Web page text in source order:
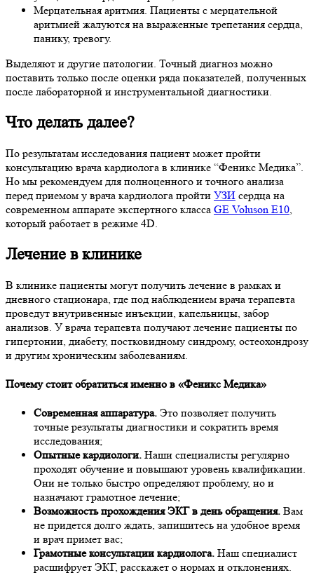
Мерцательная аритмия. Пациенты с мерцательной
аритмией жалуются на выраженные трепетания сердца,
панику, тревогу.
Выделяют и другие патологии. Точный диагноз можно
поставить только после оценки ряда показателей, полученных
после лабораторной и инструментальной диагностики.
Что делать далее?
По результатам исследования пациент может пройти
консультацию врача кардиолога в клинике “Феникс Медика”.
Но мы рекомендуем для полноценного и точного анализа
перед приемом у врача кардиолога пройти УЗИ сердца на
современном аппарате экспертного класса GE Voluson E10
который работает в режиме 4D.
Лечение в клинике
В клинике пациенты могут получить лечение в рамках и
дневного стационара, где под наблюдением врача терапевта
проведут внутривенные инъекции, капельницы, забор
анализов. У врача терапевта получают лечение пациенты по
гипертонии, диабету, постковидному синдрому, остеохондрозу
и другим хроническим заболеваниям.
Почему стоит обратиться именно в «Феникс Медика»
Современная аппаратура. Это позволяет получить
точные результаты диагностики и сократить время
исследования;
Опытные кардиологи. Наши специалисты регулярно
проходят обучение и повышают уровень квалификации.
Они не только быстро определяют проблему, но и
назначают грамотное лечение;
Возможность прохождения ЭКГ в день обращения. Вам
не придется долго ждать, запишитесь на удобное время
и врач примет вас;
Грамотные консультации кардиолога. Наш специалист
расшифрует ЭКГ, расскажет о нормах и отклонениях.